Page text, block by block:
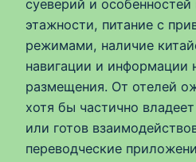
суеверий и особенностей
этажности, питание с
режимами, наличие
навигации и информации
размещения. От отелей
хотя бы частично
или готов
переводческие